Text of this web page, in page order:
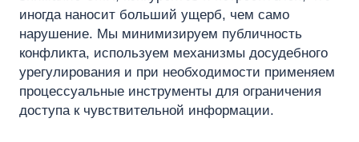
иногда наносит больший ущерб, чем само
нарушение. Мы минимизируем публичность
конфликта, используем механизмы досудебного
урегулирования и при необходимости применяем
процессуальные инструменты для ограничения
доступа к чувствительной информации.